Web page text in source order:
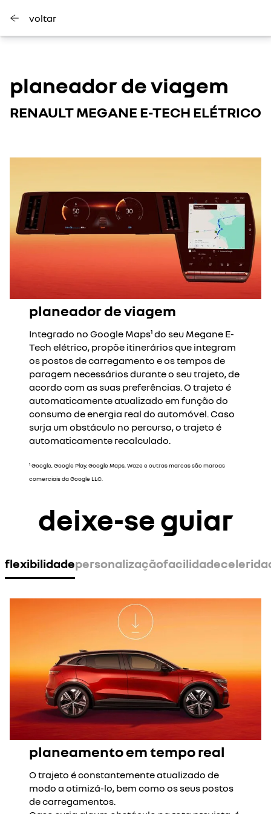
voltar
planeador de viagem
RENAULT MEGANE E-TECH ELÉTRICO
planeador de viagem
Integrado no Google Maps¹ do seu Megane E-
Tech elétrico, propõe itinerários que integram
os postos de carregamento e os tempos de
paragem necessários durante o seu trajeto, de
acordo com as suas preferências. O trajeto é
automaticamente atualizado em função do
consumo de energia real do automóvel. Caso
surja um obstáculo no percurso, o trajeto é
automaticamente recalculado.
¹ Google, Google Play, Google Maps, Waze e outras marcas são marcas
comerciais da Google LLC.
deixe-se guiar
flexibilidadepersonalizaçãofacilidade
planeamento em tempo real
O trajeto é constantemente atualizado de
modo a otimizá-lo, bem como os seus postos
de carregamentos.